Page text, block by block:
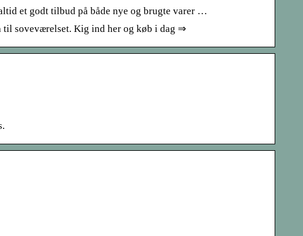
et godt tilbud på både nye og brugte varer …
soveværelset. Kig ind her og køb i dag ⇒